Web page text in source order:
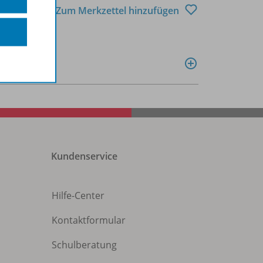
Zum Merkzettel hinzufügen
Kundenservice
Hilfe-Center
Kontaktformular
Schulberatung